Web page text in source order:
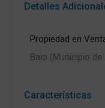
Detalles
Propiedad en
Baio (Municipio
Características